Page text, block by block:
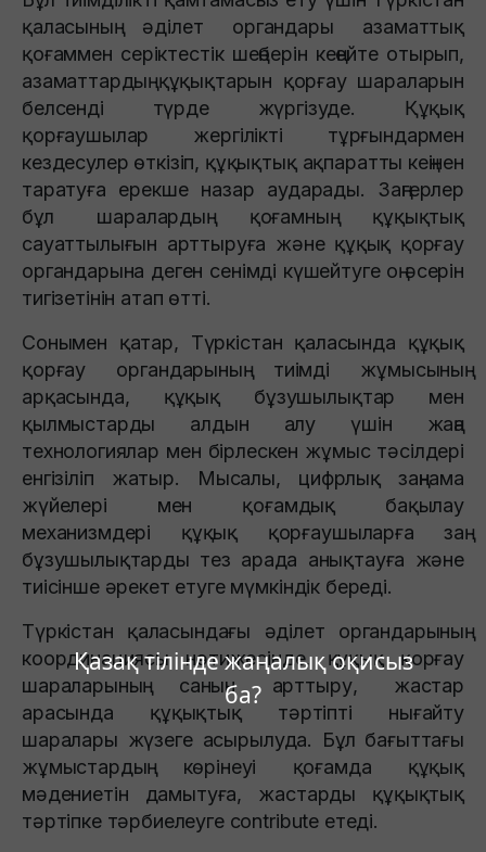
Қазақ тілінде жаңалық оқисыз
ба?
қаласының әділет органдары азаматтық
қоғаммен серіктестік шеңберін кеңейте отырып,
азаматтардың құқықтарын қорғау шараларын
белсенді түрде жүргізуде. Құқық
қорғаушылар жергілікті тұрғындармен
кездесулер өткізіп, құқықтық ақпаратты кеңінен
таратуға ерекше назар аударады. Заңгерлер
бұл шаралардың қоғамның құқықтық
сауаттылығын арттыруға және құқық қорғау
органдарына деген сенімді күшейтуге оң әсерін
тигізетінін атап өтті.
Сонымен қатар, Түркістан қаласында құқық
қорғау органдарының тиімді жұмысының
арқасында, құқық бұзушылықтар мен
қылмыстарды алдын алу үшін жаңа
технологиялар мен бірлескен жұмыс тәсілдері
енгізіліп жатыр. Мысалы, цифрлық заңнама
жүйелері мен қоғамдық бақылау
механизмдері құқық қорғаушыларға заң
бұзушылықтарды тез арада анықтауға және
тиісінше әрекет етуге мүмкіндік береді.
Түркістан қаласындағы әділет органдарының
координациясы нәтижесінде, құқық қорғау
шараларының санын арттыру, жастар
арасында құқықтық тәртіпті нығайту
шаралары жүзеге асырылуда. Бұл бағыттағы
жұмыстардың көрінеуі қоғамда құқық
мәдениетін дамытуға, жастарды құқықтық
тәртіпке тәрбиелеуге contribute етеді.